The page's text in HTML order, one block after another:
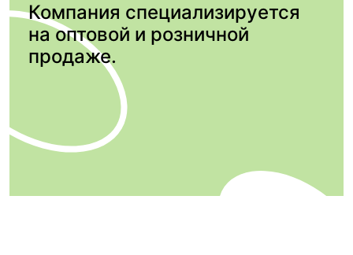
Компания специализируется
на оптовой и розничной
продаже.